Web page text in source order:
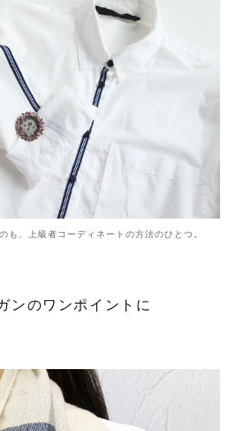
も、上級者コーディネートの方法のひとつ。
ンのワンポイントに